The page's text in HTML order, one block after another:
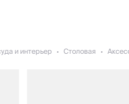
и интерьер Столовая